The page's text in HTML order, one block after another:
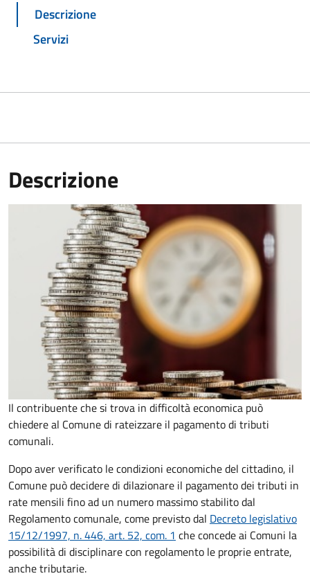
Descrizione
Servizi
Descrizione
Il contribuente che si trova in difficoltà economica può
chiedere al Comune di rateizzare il pagamento di tributi
comunali.
Dopo aver verificato le condizioni economiche del cittadino, il
Comune può decidere di dilazionare il pagamento dei tributi in
rate mensili fino ad un numero massimo stabilito dal
Regolamento comunale, come previsto dal Decreto legislativo
15/12/1997, n. 446, art. 52, com. 1 che concede ai Comuni la
possibilità di disciplinare con regolamento le proprie entrate,
anche tributarie.